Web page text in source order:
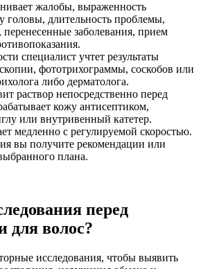
жалобы, выраженность
головы, длительность проблемы,
перенесенные заболевания, прием
специалист учтет результаты
фототрихограммы, соскобов или
либо дерматолога.
раствор непосредственно перед
кожу антисептиком,
или внутривенный катетер.
медленно с регулируемой скоростью.
вы получите рекомендации или
плана.
перед
для волос?
исследования, чтобы выявить